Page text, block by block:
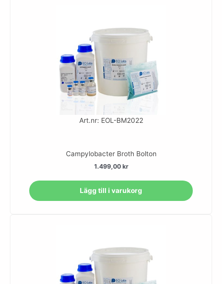
Art.nr: EOL-BM2022
Campylobacter Broth Bolton
1.499,00 kr
Lägg till i varukorg